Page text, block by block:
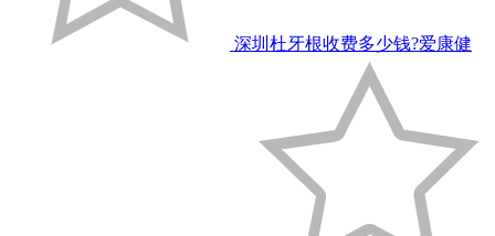
深圳杜牙根收费多少钱?爱康健